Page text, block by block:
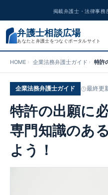
掲載弁護士・法律事
弁護士相談広場
あなたと弁護士をつなぐポータルサイト
交通事故
離婚問題
遺産相続
債務整理
HOME 企業法務弁護士ガイド 特許
企業法務弁護士ガイド 最終更
特許の出願に
専門知識のあ
よう！